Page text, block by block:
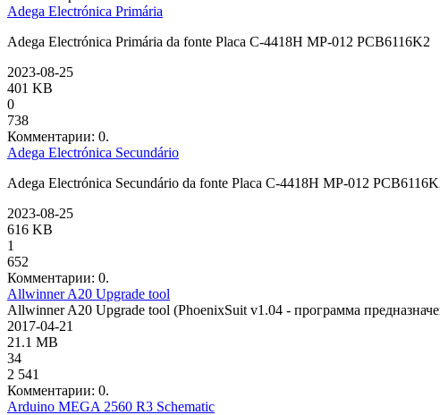
Adega Electrónica Primária
Adega Electrónica Primária da fonte Placa C-4418H MP-012 PCB6116K2
2023-08-25
401 KB
0
738
Комментарии: 0.
Adega Electrónica Secundário
Adega Electrónica Secundário da fonte Placa C-4418H MP-012
2023-08-25
616 KB
1
652
Комментарии: 0.
Allwinner A20 Upgrade tool
Allwinner A20 Upgrade tool (PhoenixSuit v1.04 - программа
2017-04-21
21.1 MB
34
2 541
Комментарии: 0.
Arduino MEGA 2560 R3 Schematic